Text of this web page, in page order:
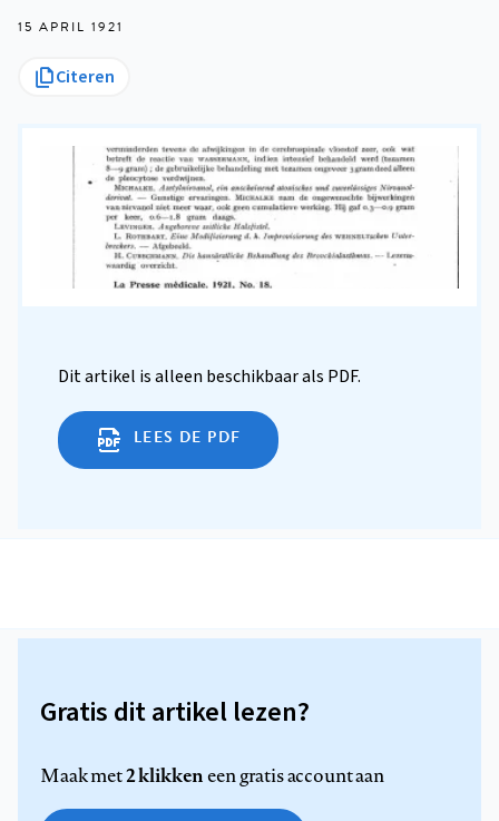
15 APRIL 1921
Citeren
Dit artikel is alleen beschikbaar als PDF.
LEES DE PDF
Gratis dit artikel lezen?
Maak met2 klikkeneen gratis account aan